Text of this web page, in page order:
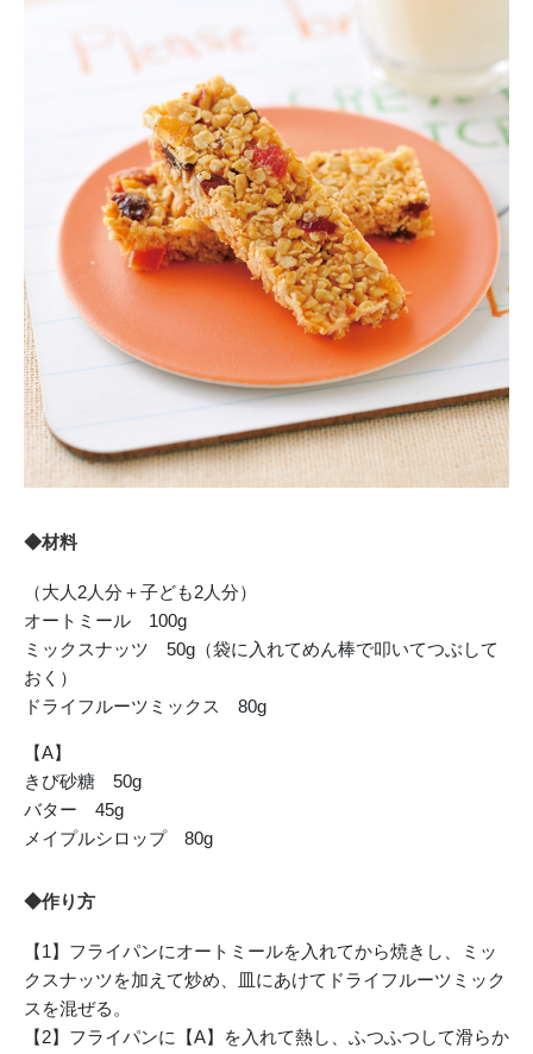
◆材料
（大人2人分＋子ども2人分）
オートミール 100g
ミックスナッツ 50g（袋に入れてめん棒で叩いてつぶして
おく）
ドライフルーツミックス 80g
【A】
きび砂糖 50g
バター 45g
メイプルシロップ 80g
◆作り方
【1】フライパンにオートミールを入れてから焼きし、ミッ
クスナッツを加えて炒め、皿にあけてドライフルーツミック
スを混ぜる。
【2】フライパンに【A】を入れて熱し、ふつふつして滑らか